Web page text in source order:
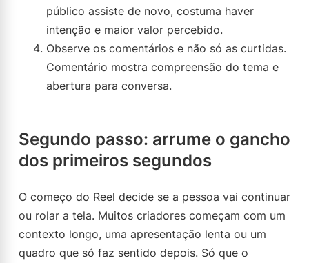
público assiste de novo, costuma haver
intenção e maior valor percebido.
Observe os comentários e não só as curtidas.
Comentário mostra compreensão do tema e
abertura para conversa.
Segundo passo: arrume o gancho
dos primeiros segundos
O começo do Reel decide se a pessoa vai continuar
ou rolar a tela. Muitos criadores começam com um
contexto longo, uma apresentação lenta ou um
quadro que só faz sentido depois. Só que o